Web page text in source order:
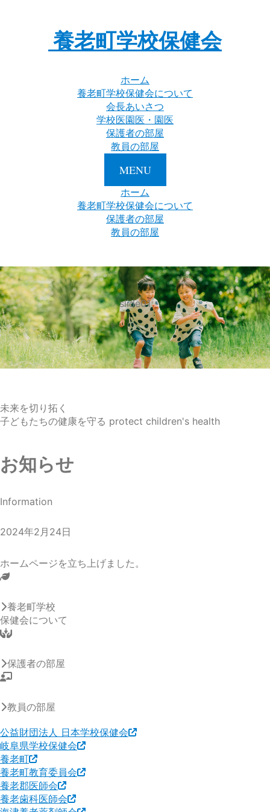
養老町学校保健会
ホーム
養老町学校保健会について
会長あいさつ
学校医園医・園医
保護者の部屋
教員の部屋
MENU
ホーム
養老町学校保健会について
保護者の部屋
教員の部屋
slide01
未来を切り拓く
子どもたちの健康を守る protect children's health
お知らせ
Information
2024年2月24日
ホームページを立ち上げました。
養老町学校
保健会について
保護者の部屋
教員の部屋
公益財団法人 日本学校保健会
岐阜県学校保健会
養老町
養老町教育委員会
養老郡医師会
養老歯科医師会